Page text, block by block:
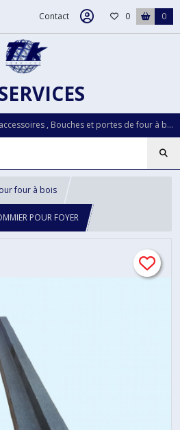
Contact 0 0
Fournisseur de Fours à bois et accessoires , Bouches et portes de four à bois...Pièces détachées LOISELET depuis plus de 30 ans
four à bois
POUR FOYER